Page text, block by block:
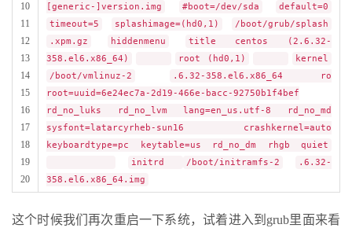
10
11
12
13
14
15
16
17
18
19
20
[generic-]version.img
#boot=/dev/sda
default=0
timeout=5
splashimage=(hd0,1)
/boot/grub/splash
.xpm.gz
hiddenmenu
title centos (2.6.32-
358.el6.x86_64)
root (hd0,1)
kernel
/boot/vmlinuz-2
.6.32-358.el6.x86_64 ro
root=uuid=6e24ec7a-2d19-466e-bacc-92750b1f4bef
rd_no_luks rd_no_lvm lang=en_us.utf-8 rd_no_md
sysfont=latarcyrheb-sun16 crashkernel=auto
keyboardtype=pc keytable=us rd_no_dm rhgb quiet
initrd
/boot/initramfs-2
.6.32-
358.el6.x86_64.img
这个时候我们再次重启一下系统，试着进入到grub里面来看